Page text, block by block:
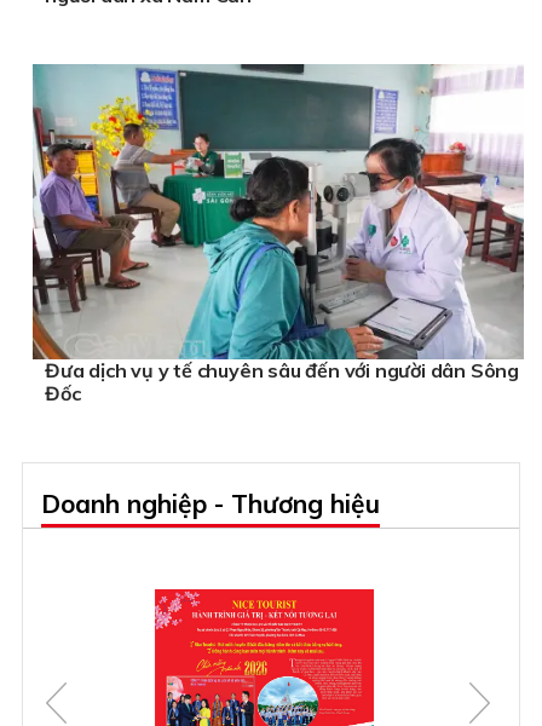
Đưa dịch vụ y tế chuyên sâu đến với người dân Sông
Đốc
Doanh nghiệp - Thương hiệu